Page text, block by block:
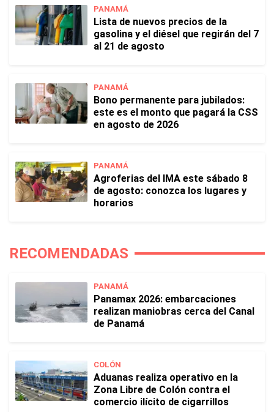
PANAMÁ
Lista de nuevos precios de la
gasolina y el diésel que regirán del 7
al 21 de agosto
PANAMÁ
Bono permanente para jubilados:
este es el monto que pagará la CSS
en agosto de 2026
PANAMÁ
Agroferias del IMA este sábado 8
de agosto: conozca los lugares y
horarios
RECOMENDADAS
PANAMÁ
Panamax 2026: embarcaciones
realizan maniobras cerca del Canal
de Panamá
COLÓN
Aduanas realiza operativo en la
Zona Libre de Colón contra el
comercio ilícito de cigarrillos